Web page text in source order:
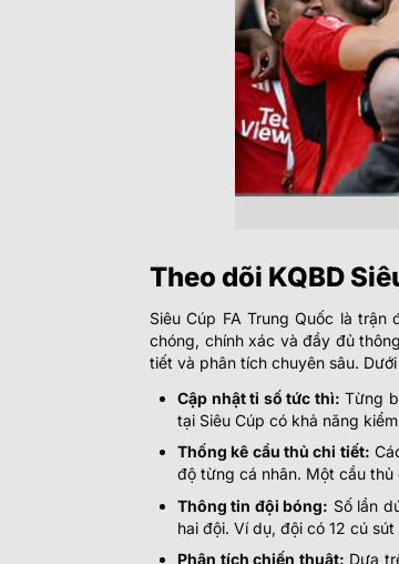
Theo dõi KQBD
Siêu Cúp FA Trung Quốc là
chóng, chính xác và đầy đủ
tiết và phân tích chuyên sâu.
Cập nhật tỉ số tức thì: Từng
tại Siêu Cúp có khả năng
Thống kê cầu thủ chi tiết:
độ từng cá nhân. Một cầu
Thông tin đội bóng: Số lần
hai đội. Ví dụ, đội có 12 cú
Phân tích chiến thuật: Dựa